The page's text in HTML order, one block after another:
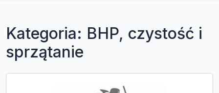
Kategoria: BHP, czystość i
sprzątanie